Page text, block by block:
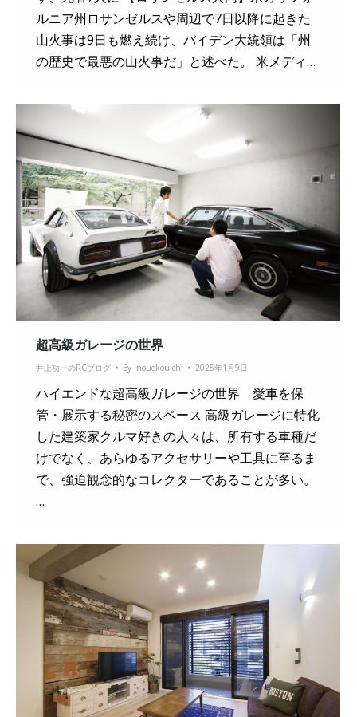
ルニア州ロサンゼルスや周辺で7日以降に起きた
山火事は9日も燃え続け、バイデン大統領は「州
の歴史で最悪の山火事だ」と述べた。 米メディ…
超高級ガレージの世界
井上功一のRCブログ By inouekouichi 2025年1月9日
ハイエンドな超高級ガレージの世界 愛車を保
管・展示する秘密のスペース 高級ガレージに特化
した建築家クルマ好きの人々は、所有する車種だ
けでなく、あらゆるアクセサリーや工具に至るま
で、強迫観念的なコレクターであることが多い。
…